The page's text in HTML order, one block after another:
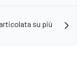
su più